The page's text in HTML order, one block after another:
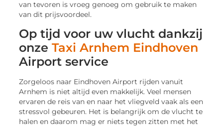
van tevoren is vroeg genoeg om gebruik te maken
van dit prijsvoordeel.
Op tijd voor uw vlucht dankzij
onzeTaxi Arnhem Eindhoven
Airport service
Zorgeloos naar Eindhoven Airport rijden vanuit
Arnhem is niet altijd even makkelijk. Veel mensen
ervaren de reis van en naar het vliegveld vaak als een
stressvol gebeuren. Het is belangrijk om de vlucht te
halen en daarom mag er niets tegen zitten met het